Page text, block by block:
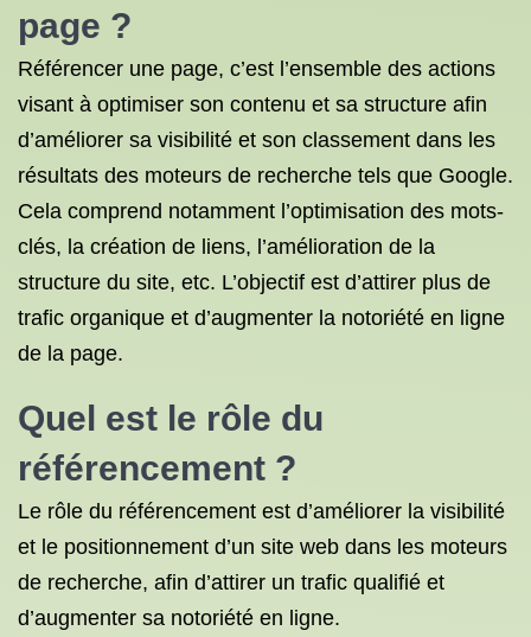
page ?
Référencer une page, c’est l’ensemble des actions
visant à optimiser son contenu et sa structure afin
d’améliorer sa visibilité et son classement dans les
résultats des moteurs de recherche tels que Google.
Cela comprend notamment l’optimisation des mots-
clés, la création de liens, l’amélioration de la
structure du site, etc. L’objectif est d’attirer plus de
trafic organique et d’augmenter la notoriété en ligne
de la page.
Quel est le rôle du
référencement ?
Le rôle du référencement est d’améliorer la visibilité
et le positionnement d’un site web dans les moteurs
de recherche, afin d’attirer un trafic qualifié et
d’augmenter sa notoriété en ligne.